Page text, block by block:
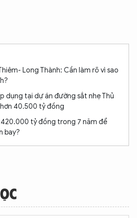
Long Thành: Cần làm rõ vì sao
dụng tại dự án đường sắt nhẹ Thủ
40.500 tỷ đồng
tỷ đồng trong 7 năm để
bay?
CỦA